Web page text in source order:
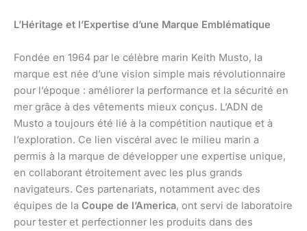
L’Héritage et l’Expertise d’une Marque Emblématique
Fondée en 1964 par le célèbre marin Keith Musto, la
marque est née d’une vision simple mais révolutionnaire
pour l’époque : améliorer la performance et la sécurité en
mer grâce à des vêtements mieux conçus. L’ADN de
Musto a toujours été lié à la compétition nautique et à
l’exploration. Ce lien viscéral avec le milieu marin a
permis à la marque de développer une expertise unique,
en collaborant étroitement avec les plus grands
navigateurs. Ces partenariats, notamment avec des
équipes de la Coupe de l’America, ont servi de laboratoire
pour tester et perfectionner les produits dans des